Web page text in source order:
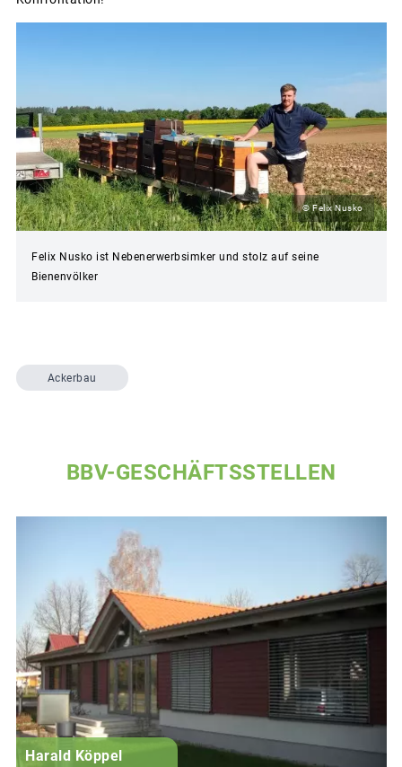
© Felix Nusko
Felix Nusko ist Nebenerwerbsimker und stolz auf seine
Bienenvölker
Ackerbau
BBV-GESCHÄFTSSTELLEN
Harald Köppel